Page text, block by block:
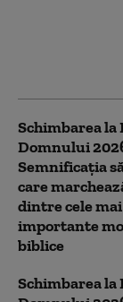
Schimbarea la
Domnului
Semnificația
care
dintre cele mai
importante
biblice
Schimbarea la